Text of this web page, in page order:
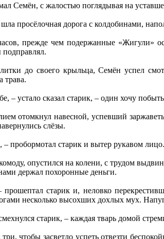
Семён, с жалостью поглядывая на
шла просёлочная дорога с колдобинами,
прежде чем подержанные «Жигули»
до своего крыльца, Семён успел
трава.
– устало сказал старик, – один хочу
отомкнул навесной, успевший
слёзы.
– пробормотал старик и вытер рукавом лицо.
опустился на колени, с трудом
держал похоронные деньги.
старик и, неловко
несколько высохших дохлых мух.
старик, – каждая тварь домой
чтобы засветло успеть отвезти